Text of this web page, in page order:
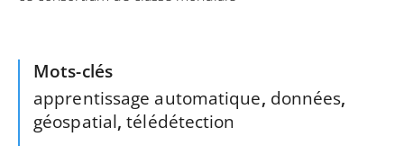
Mots-clés
apprentissage automatique, données,
géospatial,télédétection